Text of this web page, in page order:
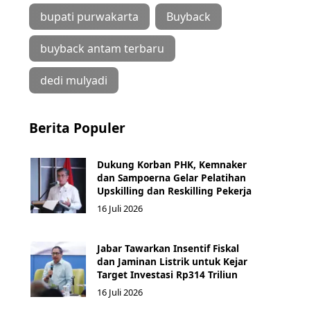
bupati purwakarta Buyback
buyback antam terbaru
dedi mulyadi
Berita Populer
Dukung Korban PHK, Kemnaker
dan Sampoerna Gelar Pelatihan
Upskilling dan Reskilling Pekerja
16 Juli 2026
Jabar Tawarkan Insentif Fiskal
dan Jaminan Listrik untuk Kejar
Target Investasi Rp314 Triliun
16 Juli 2026